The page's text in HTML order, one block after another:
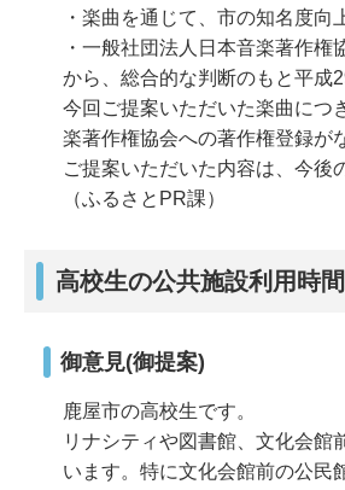
・楽曲を通じて、市の知名度向
・一般社団法人日本音楽著作
から、総合的な判断のもと平成
今回ご提案いただいた楽曲につ
楽著作権協会への著作権登録が
ご提案いただいた内容は、今後
（ふるさとPR課）
高校生の公共施設利用時
御意見(御提案)
鹿屋市の高校生です。
リナシティや図書館、文化会館
います。特に文化会館前の公民